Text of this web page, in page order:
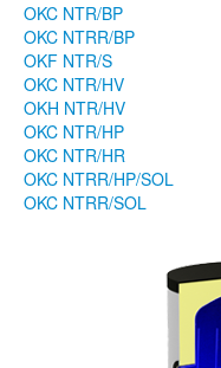
OKC NTR/BP
OKC NTRR/BP
OKF NTR/S
OKC NTR/HV
OKH NTR/HV
OKC NTR/HP
OKC NTR/HR
OKC NTRR/HP/SOL
OKC NTRR/SOL